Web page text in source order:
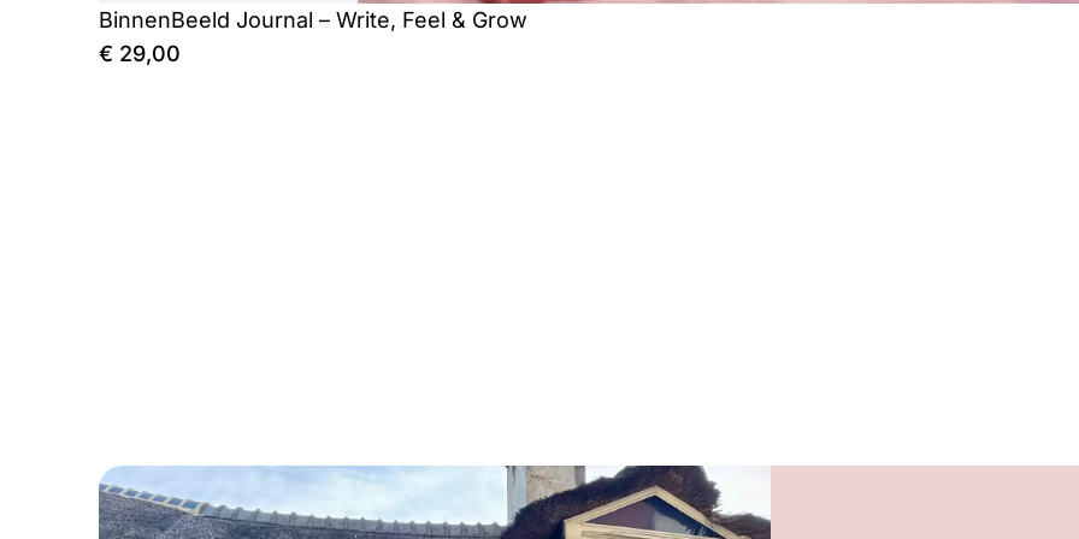
BinnenBeeld Journal – Write, Feel & Grow
€ 29,00